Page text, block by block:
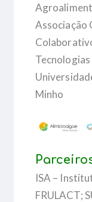
Associação
Minho
ISA –
FRULACT;